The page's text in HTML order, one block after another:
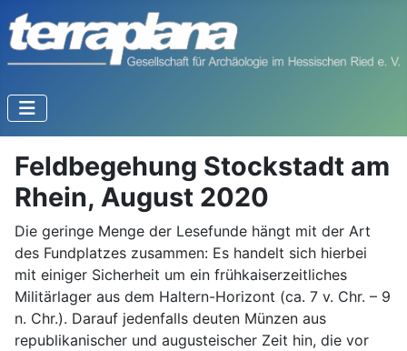
Feldbegehung Stockstadt am
Rhein, August 2020
Die geringe Menge der Lesefunde hängt mit der Art
des Fundplatzes zusammen: Es handelt sich hierbei
mit einiger Sicherheit um ein frühkaiserzeitliches
Militärlager aus dem Haltern-Horizont (ca. 7 v. Chr. – 9
n. Chr.). Darauf jedenfalls deuten Münzen aus
republikanischer und augusteischer Zeit hin, die vor